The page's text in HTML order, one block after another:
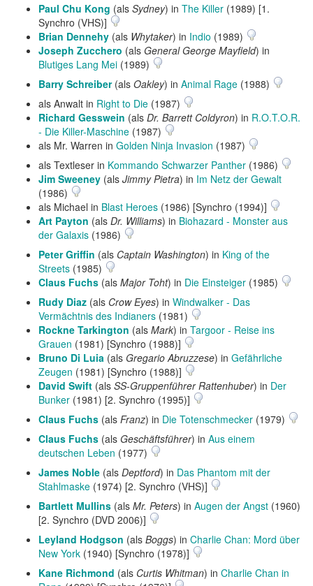
Paul Chu Kong (als Sydney) in The Killer (1989) [1.
Synchro (VHS)]
Brian Dennehy (als Whytaker) in Indio (1989)
Joseph Zucchero (als General George Mayfield) in
Blutiges Lang Mei (1989)
Barry Schreiber(als Oakley) in Animal Rage (1988)
als Anwalt in Right to Die (1987)
Richard Gesswein (als Dr. Barrett Coldyron) in R.O.T.O.R.
- Die Killer-Maschine (1987)
als Mr. Warren in Golden Ninja Invasion (1987)
als Textleser in Kommando Schwarzer Panther (1986)
Jim Sweeney (als Jimmy Pietra) in Im Netz der Gewalt
(1986)
als Michael in Blast Heroes (1986) [Synchro (1994)]
Art Payton (als Dr. Williams) in Biohazard - Monster aus
der Galaxis (1986)
Peter Griffin (als Captain Washington) in King of the
Streets (1985)
Claus Fuchs (als Major Toht) in Die Einsteiger (1985)
Rudy Diaz (als Crow Eyes) in Windwalker - Das
Vermächtnis des Indianers (1981)
Rockne Tarkington (als Mark) in Targoor - Reise ins
Grauen (1981) [Synchro (1988)]
Bruno Di Luia (als Gregario Abruzzese) in Gefährliche
Zeugen (1981) [Synchro (1988)]
David Swift (als SS-Gruppenführer Rattenhuber) in Der
Bunker (1981) [2. Synchro (1995)]
Claus Fuchs (als Franz) in Die Totenschmecker (1979)
Claus Fuchs (als Geschäftsführer) in Aus einem
deutschen Leben (1977)
James Noble (als Deptford) in Das Phantom mit der
Stahlmaske (1974) [2. Synchro (VHS)]
Bartlett Mullins (als Mr. Peters) in Augen der Angst (1960)
[2. Synchro (DVD 2006)]
Leyland Hodgson (als Boggs) in Charlie Chan: Mord über
New York (1940) [Synchro (1978)]
Kane Richmond (als Curtis Whitman) in Charlie Chan in